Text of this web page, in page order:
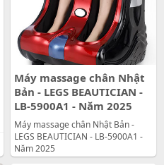
Máy massage chân Nhật
Bản - LEGS BEAUTICIAN -
LB-5900A1 - Năm 2025
Máy massage chân Nhật Bản -
LEGS BEAUTICIAN - LB-5900A1 -
Năm 2025